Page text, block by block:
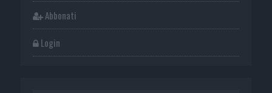
Abbonati
Login